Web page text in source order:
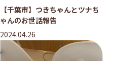
【千葉市】つきちゃんとツナち
ゃんのお世話報告
2024.04.26